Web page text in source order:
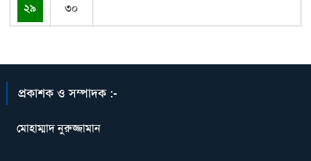
২৯ ৩০
প্রকাশক ও সম্পাদক :-
মোহাম্মাদ নুরুজ্জামান